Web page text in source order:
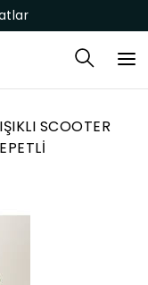
SCOOTER